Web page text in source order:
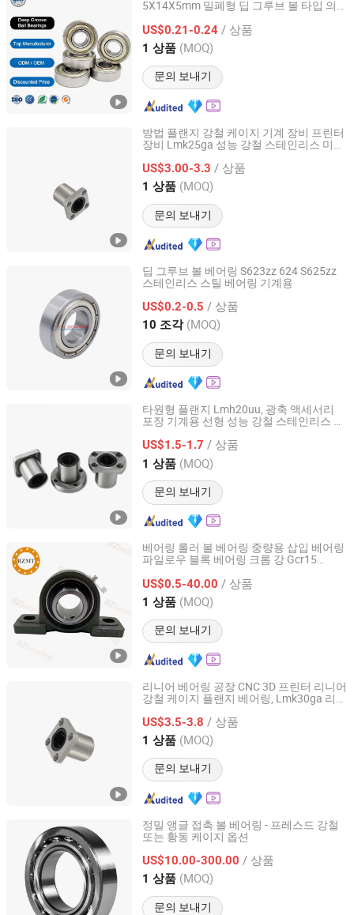
5X14X5mm 밀폐형 딥 그루브 볼 타입 의
US$0.21-0.24 / 상품
1 상품 (MOQ)
문의 보내기
Liaocheng Guanzhe Import and Export Trade Co., Ltd.
Shandong, China 이후 2020
방법 플랜지 강철 케이지 기계 장비 프린터
장비 Lmk25ga 성능 강철 스테인리스 미터
US$3.00-3.3 / 상품
1 상품 (MOQ)
문의 보내기
Lishui Dinglong Bearing Co., Ltd.
Zhejiang, China 이후 2025
딥 그루브 볼 베어링 S623zz 624 S625zz
스테인리스 스틸 베어링 기계용
US$0.2-0.5 / 상품
10 조각 (MOQ)
문의 보내기
Shandong Tefule Bearing Co., Ltd
Shandong, China 이후 2026
타원형 플랜지 Lmh20uu, 광축 액세서리
포장 기계용 선형 성능 강철 스테인리스 미
US$1.5-1.7 / 상품
1 상품 (MOQ)
문의 보내기
Lishui Dinglong Bearing Co., Ltd.
Zhejiang, China 이후 2025
베어링 롤러 볼 베어링 중량용 삽입 베어링
파일로우 블록 베어링 크롬 강 Gcr15
US$0.5-40.00 / 상품
1 상품 (MOQ)
문의 보내기
Jinan RuiZhuo Machinery Technology Co., ltd
Shandong, China 이후 2021
리니어 베어링 공장 CNC 3D 프린터 리니어
강철 케이지 플랜지 베어링, Lmk30ga 리니
러 오토 베어링
US$3.5-3.8 / 상품
1 상품 (MOQ)
문의 보내기
Lishui Dinglong Bearing Co., Ltd.
Zhejiang, China 이후 2025
정밀 앵글 접촉 볼 베어링 - 프레스드 강철
또는 황동 케이지 옵션
US$10.00-300.00 / 상품
1 상품 (MOQ)
문의 보내기
Lierda Industry (Dalian) Co., Ltd.
Liaoning, China 이후 2025